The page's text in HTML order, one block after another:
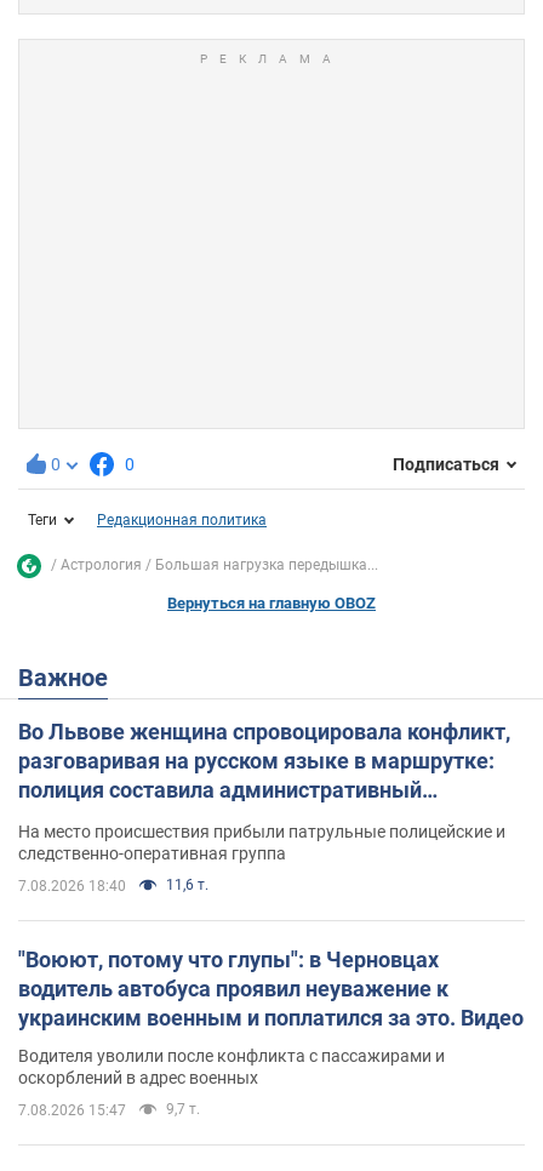
0 0 Подписаться
Теги Редакционная политика
Астрология Большая нагрузка передышка...
Вернуться на главную OBOZ
Важное
Во Львове женщина спровоцировала конфликт,
разговаривая на русском языке в маршрутке:
полиция составила административный
На место происшествия прибыли патрульные полицейские и
следственно-оперативная группа
7.08.2026 18:40 11,6 т.
"Воюют, потому что глупы": в Черновцах
водитель автобуса проявил неуважение к
украинским военным и поплатился за это. Видео
Водителя уволили после конфликта с пассажирами и
оскорблений в адрес военных
7.08.2026 15:47 9,7 т.